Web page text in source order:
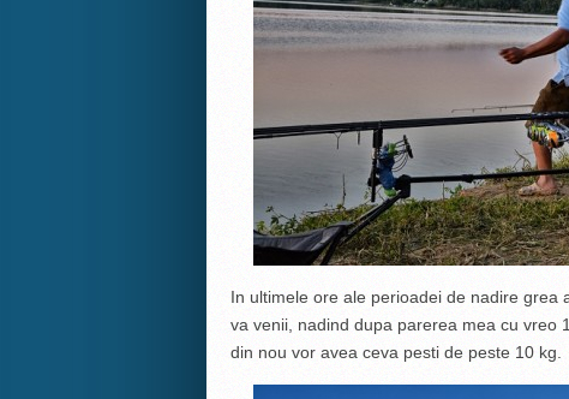
In ultimele ore ale perioadei de nadire
va venii, nadind dupa parerea mea cu vreo
din nou vor avea ceva pesti de peste 10 kg.